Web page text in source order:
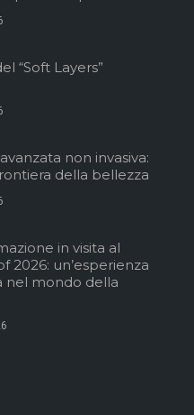
“Soft Layers”
non invasiva:
della bellezza
in visita al
2026: un’esperienza
nel mondo della